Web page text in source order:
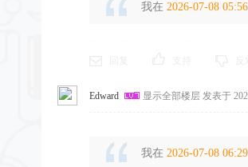
我在 2026-07-08 05:56
Edward 显示全部楼层 发表于
我在 2026-07-08 06:29